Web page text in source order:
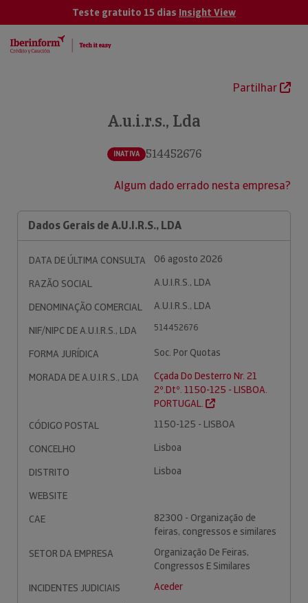
Teste gratuito 15 dias Insight View
Partilhar
A.u.i.r.s., Lda
INATIVA 514452676
Algum dado errado nesta empresa?
Dados Gerais de A.U.I.R.S., LDA
DATA DE ÚLTIMA CONSULTA
06 agosto 2026
RAZÃO SOCIAL
A.U.I.R.S., LDA
DENOMINAÇÃO COMERCIAL
A.U.I.R.S., LDA
NIF/NIPC DE A.U.I.R.S., LDA
514452676
FORMA JURÍDICA
Soc. Por Quotas
MORADA DE A.U.I.R.S., LDA
Cçada Do Desterro Nr. 21
2º.Dtº. 1150-125 - LISBOA.
PORTUGAL.
CÓDIGO POSTAL
1150-125 - LISBOA
CONCELHO
Lisboa
DISTRITO
Lisboa
WEBSITE
CAE
82300 - Organização de
feiras, congressos e similares
SETOR DA EMPRESA
Organização De Feiras,
Congressos E Similares
INCIDENTES JUDICIAIS
Aceder